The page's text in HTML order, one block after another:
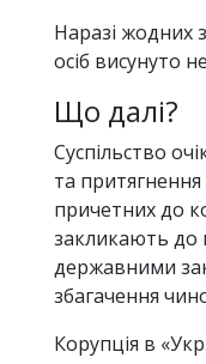
Наразі жодних
осіб висунуто
Що далі?
Суспільство
та притягнення
причетних до
закликають до
державними
збагачення
Корупція в